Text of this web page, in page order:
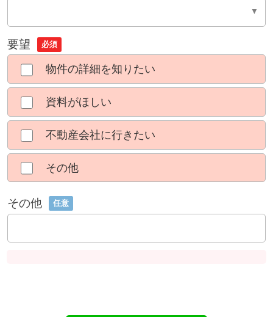
要望 必須
物件の詳細を知りたい
資料がほしい
不動産会社に行きたい
その他
その他 任意